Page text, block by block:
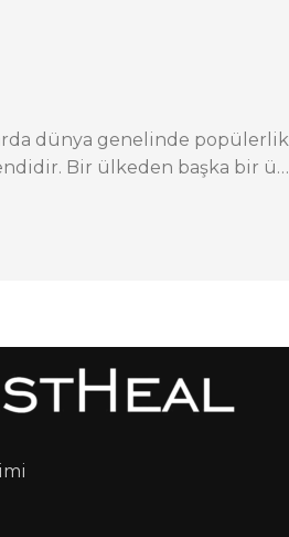
dünya genelinde popülerlik
Bir ülkeden başka bir ü…